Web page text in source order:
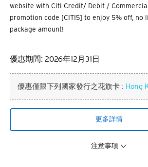
website with Citi Credit/ Debit /
promotion code [CITI5] to enjoy 5% off, no
package amount!
優惠期間: 2026年12月31日
優惠僅限下列國家發行之花旗卡 : Hong
更多詳情
注意事項